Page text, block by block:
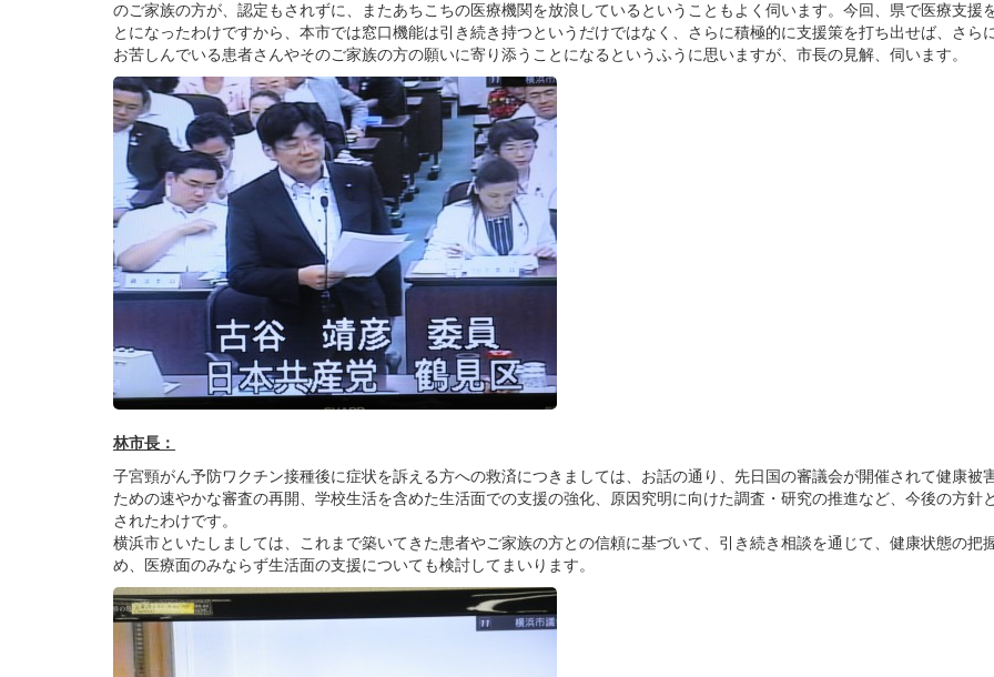
のご家族の方が、認定もされずに、またあちこちの医療機関を放浪しているということもよく伺います。今回、県で医療支援
とになったわけですから、本市では窓口機能は引き続き持つというだけではなく、さらに積極的に支援策を打ち出せば、さら
お苦しんでいる患者さんやそのご家族の方の願いに寄り添うことになるというふうに思いますが、市長の見解、伺います。
林市長：
子宮頸がん予防ワクチン接種後に症状を訴える方への救済につきましては、お話の通り、先日国の審議会が開催されて健康被
ための速やかな審査の再開、学校生活を含めた生活面での支援の強化、原因究明に向けた調査・研究の推進など、今後の方針
されたわけです。
横浜市といたしましては、これまで築いてきた患者やご家族の方との信頼に基づいて、引き続き相談を通じて、健康状態の把
め、医療面のみならず生活面の支援についても検討してまいります。